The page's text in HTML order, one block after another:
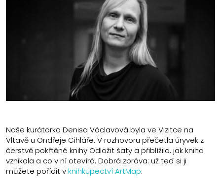
Naše kurátorka Denisa Václavová byla ve Vizitce na
Vltavě u Ondřeje Cihláře. V rozhovoru přečetla úryvek z
čerstvě pokřtěné knihy Odložit šaty a přiblížila, jak kniha
vznikala a co v ní otevírá. Dobrá zpráva: už teď si ji
můžete pořídit vknihkupectví ArtMap.